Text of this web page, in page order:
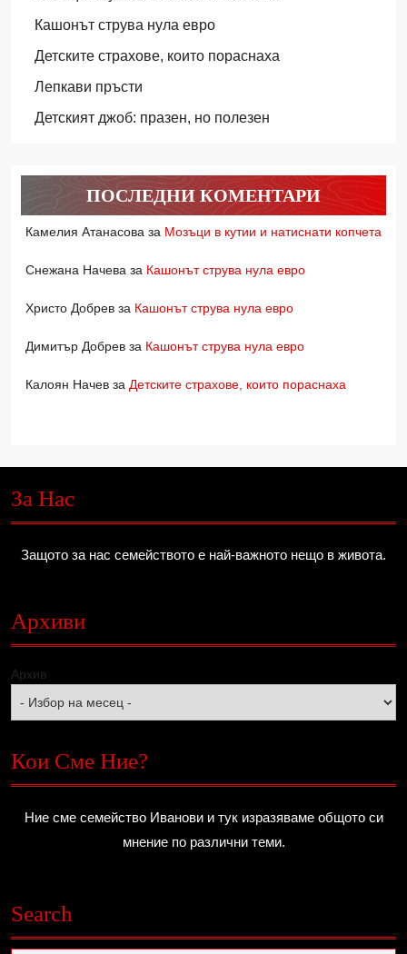
Кашонът струва нула евро
Детските страхове, които пораснаха
Лепкави пръсти
Детският джоб: празен, но полезен
ПОСЛЕДНИ КОМЕНТАРИ
Камелия Атанасова за Мозъци в кутии и натиснати копчета
Снежана Начева за Кашонът струва нула евро
Христо Добрев за Кашонът струва нула евро
Димитър Добрев за Кашонът струва нула евро
Калоян Начев за Детските страхове, които пораснаха
За Нас
Защото за нас семейството е най-важното нещо в живота.
Архиви
Архив
Кои Сме Ние?
Ние сме семейство Иванови и тук изразяваме общото си
мнение по различни теми.
Search